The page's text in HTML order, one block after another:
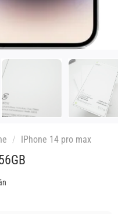
/ IPhone 14 pro max